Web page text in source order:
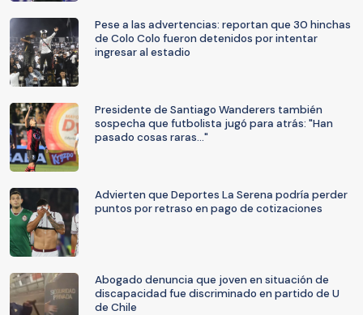
Pese a las advertencias: reportan que 30 hinchas
de Colo Colo fueron detenidos por intentar
ingresar al estadio
Presidente de Santiago Wanderers también
sospecha que futbolista jugó para atrás: "Han
pasado cosas raras..."
Advierten que Deportes La Serena podría perder
puntos por retraso en pago de cotizaciones
Abogado denuncia que joven en situación de
discapacidad fue discriminado en partido de U
de Chile